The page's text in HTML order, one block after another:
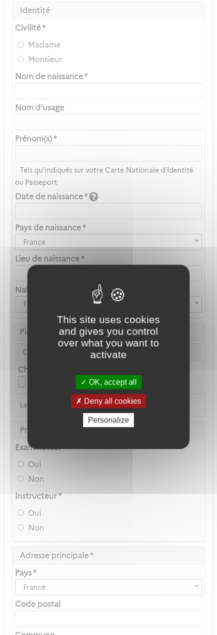
This site uses cookies
and gives you control
over what you want to
activate
OK, accept all
Deny all cookies
Personalize
Identité
Civilité *
Madame
Monsieur
Nom de naissance *
Nom d'usage
Prénom(s) *
Tels qu'indiqués sur votre Carte Nationale d'Identité
ou Passeport
Date de naissance *
Pays de naissance *
France
Lieu de naissance *
Nationalité *
Française
Pièce d'identité
Carte Nationale d'Identité ou Passeport *
Choix du fichier
La copie du permis de conduire n'est pas acceptée
Privilèges Navigant
Examinateur *
Oui
Non
Instructeur *
Oui
Non
Adresse principale *
Pays *
France
Code postal